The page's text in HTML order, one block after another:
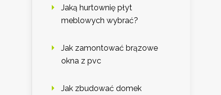
Jaką hurtownię płyt
meblowych wybrać?
Jak zamontować brązowe
okna z pvc
Jak zbudować domek